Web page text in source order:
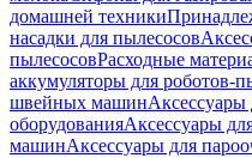
домашней техники
насадки для пылесосов
пылесосовРасходные
аккумуляторы для роботов-
швейных машин
оборудованияАксессуары
машинАксессуары для